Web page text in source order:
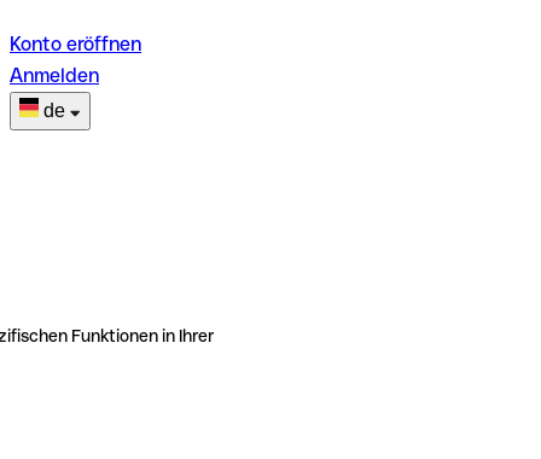
Konto eröffnen
Anmelden
de
Funktionen in Ihrer